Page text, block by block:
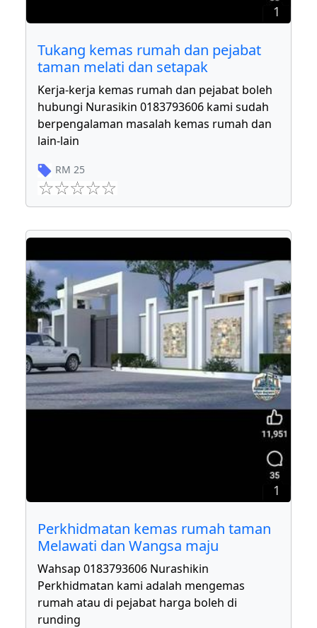
1
Tukang kemas rumah dan pejabat
taman melati dan setapak
Kerja-kerja kemas rumah dan pejabat boleh
hubungi Nurasikin 0183793606 kami sudah
berpengalaman masalah kemas rumah dan
lain-lain
RM 25
1
Perkhidmatan kemas rumah taman
Melawati dan Wangsa maju
Wahsap 0183793606 Nurashikin
Perkhidmatan kami adalah mengemas
rumah atau di pejabat harga boleh di
runding